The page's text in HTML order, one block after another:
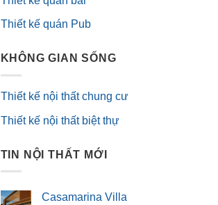
Thiết kế quán Pub
KHÔNG GIAN SỐNG
Thiết kế nội thất chung cư
Thiết kế nội thất biệt thự
TIN NỘI THẤT MỚI
Casamarina Villa